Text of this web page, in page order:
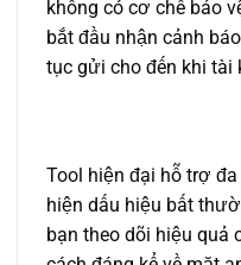
không có cơ chế bảo
bắt đầu nhận cảnh
tục gửi cho đến khi tài
Tool hiện đại hỗ trợ
hiện dấu hiệu bất
bạn theo dõi hiệu quả